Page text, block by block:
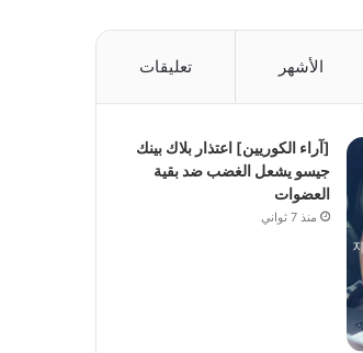
الأشهر تعليقات
[آراء الكوريين] اعتذار بلاك بينك
جيسو يشعل الغضب ضد بقية
العضوات
منذ 7 ثواني